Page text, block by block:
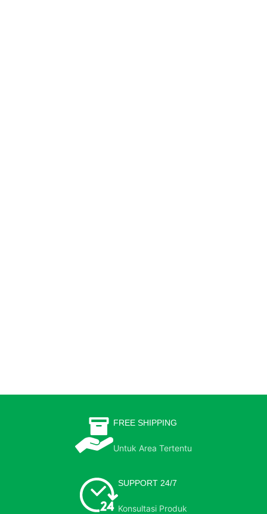
FREE SHIPPING
Untuk Area Tertentu
SUPPORT 24/7
Konsultasi Produk